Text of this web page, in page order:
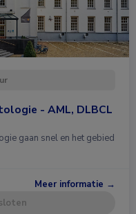
- AML, DLBCL
gaan snel en het gebied
Meer informatie →